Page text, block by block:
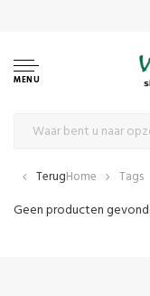
MENU
TerugHome Tags
Geen producten